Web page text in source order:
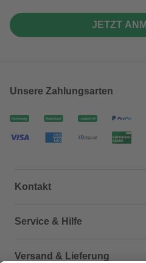
JETZT
Unsere Zahlungsarten
Kontakt
Dein Kontakt zu uns
Service & Hilfe
Häufige Fragen (FAQ)
Versand & Lieferung